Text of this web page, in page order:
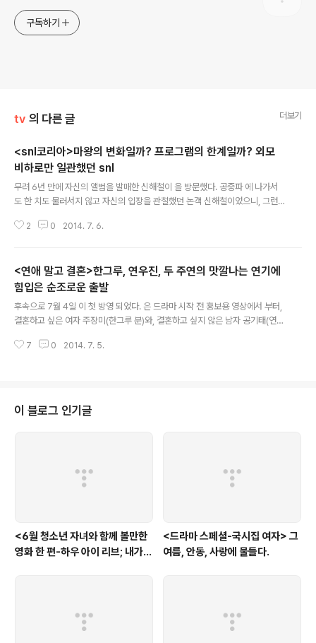
구독하기
tv 의 다른 글 더보기
<snl코리아>마왕의 변화일까? 프로그램의 한계일까? 외모
비하로만 일관했던 snl
무려 6년 만에 자신의 앨범을 발매한 신해철이 을 방문했다. 공중파 에 나가서
도 한 치도 물러서지 않고 자신의 입장을 관철했던 논객 신해철이었으니, 그런
큼 신해철도 거기서 피할 수 없었다. 이번에 발매된 뮤직 비디오 컨셉을 가져온
뮤직 비디오 컨셉을 흉내낸 출연자들의 모습의 차이를, 과거에서 현재에 이르기
까지 신해철의 모습으로 빗대면서, 급격하게 외모가 달라진 과정에서 도대체 무
슨 일이 있었냐는 식으로 반문을 하다가, 스리슬쩍 '대마초' 이야기를 끼워넣고,
한때 그것으..
2 0 2014. 7. 6.
<연애 말고 결혼>한그루, 연우진, 두 주연의 맛깔나는 연기에
힘입은 순조로운 출발
후속으로 7월 4일 이 첫 방영 되었다. 은 드라마 시작 전 홍보용 영상에서 부터,
결혼하고 싶은 여자 주장미(한그루 분)와, 결혼하고 싶지 않은 남자 공기태(연우
자는 공기태가 아니라, 그의 친구 이동훈(허정민 분)라는 예상을 깬 상황 설정에
놓인 공기태와, 사귄지 1년이 되자 당연히 결혼을 꿈꾸는 순수한 여자 주장미의
구도는 매우 전형적인 로맨틱 코미디의 구도이다. 하지만, 그런 원칙적 구도..
7 0 2014. 7. 5.
이 블로그 인기글
<6월 청소년 자녀와 함께 볼만한
영화 한 편-하우 아이 리브; 내가
<드라마 스페셜-국시집 여자> 그
여름, 안동, 사랑에 물들다.